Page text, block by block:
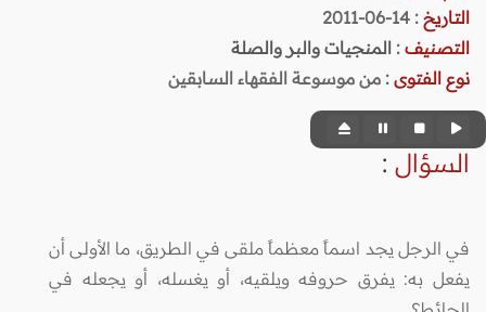
التاريخ : 14-06-2011
التصنيف : المنجيات والبر والصلة
نوع الفتوى : من موسوعة الفقهاء السابقين
السؤال :
في الرجل يجد اسماً معظماً ملقى في الطريق، ما الأولى أن
يفعل به: يفرق حروفه ويلقيه، أو يغسله، أو يجعله في